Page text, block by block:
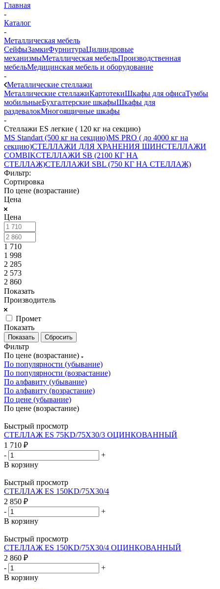
Главная
-
Каталог
-
Металлическая мебель
СейфыЗамкиФурнитураЦилиндровые
механизмыМеталлическая мебельПроизводственная
мебельМедицинская мебель и оборудование
-
Металлические стеллажи
Металлические стеллажиКартотекиШкафы для офисаТумбы
мобильныеБухгалтерские шкафыШкафы для
раздевалокМногоящичные шкафы
-
Стеллажи ES легкие ( 120 кг на секцию)
MS Standart (500 кг на секцию)MS PRO ( до 4000 кг на
секцию)СТЕЛЛАЖИ ДЛЯ ХРАНЕНИЯ ШИНСТЕЛЛАЖИ
COMBIKСТЕЛЛАЖИ SB (2100 КГ НА
СТЕЛЛАЖ)СТЕЛЛАЖИ SBL (750 КГ НА СТЕЛЛАЖ)
Фильтр:
Сортировка
По цене (возрастание)
Цена
Цена
1 710
1 998
2 285
2 573
2 860
Показать
Производитель
Промет
Показать
Сбросить
Фильтр
По цене (возрастание)
По популярности (убывание)
По популярности (возрастание)
По алфавиту (убывание)
По алфавиту (возрастание)
По цене (убывание)
По цене (возрастание)
Быстрый просмотр
СТЕЛЛАЖ ES 75KD/75X30/3 ОЦИНКОВАННЫЙ
1 710 ₽
-
+
В корзину
Быстрый просмотр
СТЕЛЛАЖ ES 150KD/75Х30/4
2 850 ₽
-
+
В корзину
Быстрый просмотр
СТЕЛЛАЖ ES 150KD/75Х30/4 ОЦИНКОВАННЫЙ
2 860 ₽
-
+
В корзину